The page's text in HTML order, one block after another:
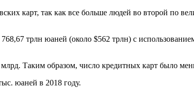
карт, так как все больше людей во второй по
трлн юаней (около $562 трлн) с
Таким образом, число кредитных карт было
юаней в 2018 году.